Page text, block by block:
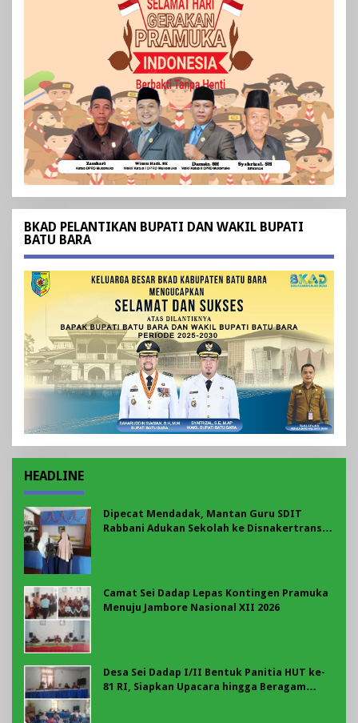
BKAD PELANTIKAN BUPATI DAN WAKIL BUPATI
BATU BARA
HEADLINE
Dipecat Mendadak, Mantan Guru SDIT
Rabbani Adukan Sekolah ke Disnakertrans
Camat Sei Dadap Lepas Kontingen Pramuka
Menuju Jambore Nasional XII 2026
Desa Sei Dadap I/II Bentuk Panitia HUT ke-
81 RI, Siapkan Upacara hingga Beragam